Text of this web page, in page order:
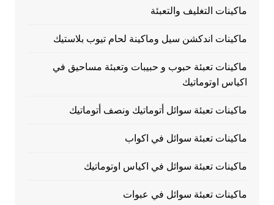
ماكينات التغليف والتعبئة
ماكينات اندكشن سيل وماكينة لحام تيوب بلاستيك
ماكينات تعبئة حبوب و حبيبات وتعبئة مساحيق في
اكياس اوتوماتيك
ماكينات تعبئة سوائل أتوماتيك ونصف أتوماتيك
ماكينات تعبئة سوائل في اكواب
ماكينات تعبئة سوائل في اكياس اوتوماتيك
ماكينات تعبئة سوائل في عبوات